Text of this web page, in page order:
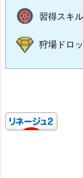
習得スキ
狩場ドロ